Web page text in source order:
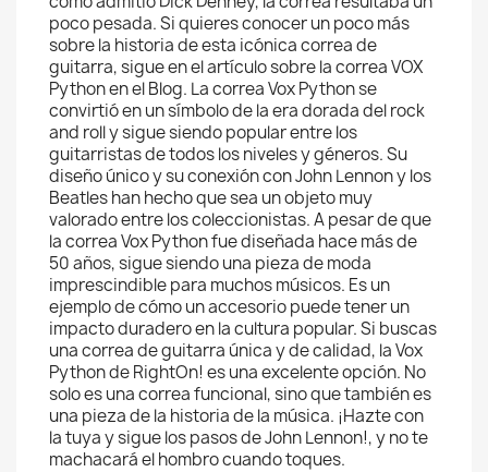
poco pesada. Si quieres conocer un poco más
sobre la historia de esta icónica correa de
guitarra, sigue en el artículo sobre la correa VOX
Python en el Blog. La correa Vox Python se
convirtió en un símbolo de la era dorada del rock
and roll y sigue siendo popular entre los
guitarristas de todos los niveles y géneros. Su
diseño único y su conexión con John Lennon y los
Beatles han hecho que sea un objeto muy
valorado entre los coleccionistas. A pesar de que
la correa Vox Python fue diseñada hace más de
50 años, sigue siendo una pieza de moda
imprescindible para muchos músicos. Es un
ejemplo de cómo un accesorio puede tener un
impacto duradero en la cultura popular. Si buscas
una correa de guitarra única y de calidad, la Vox
Python de RightOn! es una excelente opción. No
solo es una correa funcional, sino que también es
una pieza de la historia de la música. ¡Hazte con
la tuya y sigue los pasos de John Lennon!, y no te
machacará el hombro cuando toques.